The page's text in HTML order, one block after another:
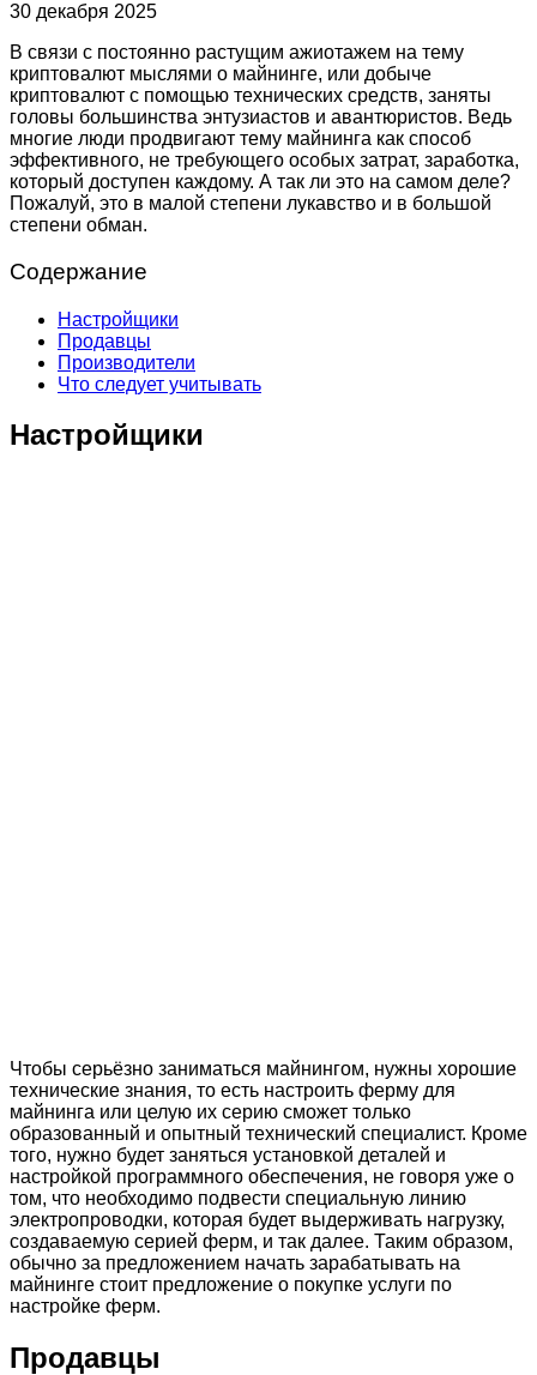
30 декабря 2025
В связи с постоянно растущим ажиотажем на тему
криптовалют мыслями о майнинге, или добыче
криптовалют с помощью технических средств, заняты
головы большинства энтузиастов и авантюристов. Ведь
многие люди продвигают тему майнинга как способ
эффективного, не требующего особых затрат, заработка,
который доступен каждому. А так ли это на самом деле?
Пожалуй, это в малой степени лукавство и в большой
степени обман.
Содержание
Настройщики
Продавцы
Производители
Что следует учитывать
Настройщики
Чтобы серьёзно заниматься майнингом, нужны хорошие
технические знания, то есть настроить ферму для
майнинга или целую их серию сможет только
образованный и опытный технический специалист. Кроме
того, нужно будет заняться установкой деталей и
настройкой программного обеспечения, не говоря уже о
том, что необходимо подвести специальную линию
электропроводки, которая будет выдерживать нагрузку,
создаваемую серией ферм, и так далее. Таким образом,
обычно за предложением начать зарабатывать на
майнинге стоит предложение о покупке услуги по
настройке ферм.
Продавцы